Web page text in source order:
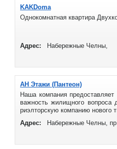
KAKDoma
Однокомнатная квартира
Адрес: Набережные Челны,
АН Этажи (Пантеон)
Наша компания
важность жилищного
риэлторскую компанию нового
Адрес:
Набережные Челны,